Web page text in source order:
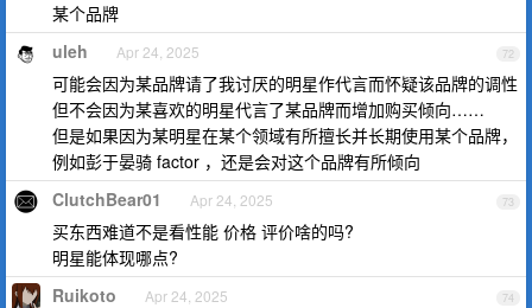
某个品牌
72
uleh Apr 24, 2025
可能会因为某品牌请了我讨厌的明星作代言而怀疑该品牌的调性
但不会因为某喜欢的明星代言了某品牌而增加购买倾向……
但是如果因为某明星在某个领域有所擅长并长期使用某个品牌，
例如彭于晏骑 factor ，还是会对这个品牌有所倾向
73
ClutchBear01 Apr 24, 2025
买东西难道不是看性能 价格 评价啥的吗?
明星能体现哪点?
74
Ruikoto Apr 24, 2025